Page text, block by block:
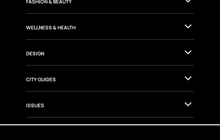
FASHION & BEAUTY
WELLNESS & HEALTH
DESIGN
CITY GUIDES
ISSUES